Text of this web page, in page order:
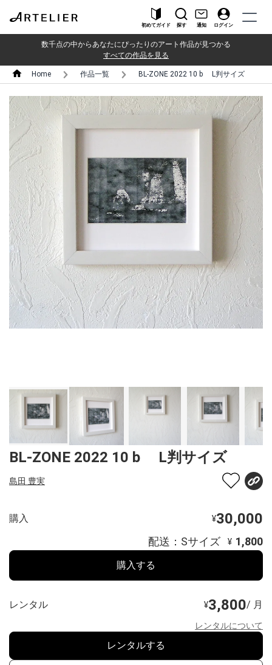
初めてガイド 探す 通知 ログイン
数千点の中からあなたにぴったりのアート作品が見つかる
すべての作品を見る
Home 作品一覧 BL-ZONE 2022 10 b L判サイズ
BL-ZONE 2022 10 b L判サイズ
島田 豊実
購入 ¥30,000
配送：Sサイズ ¥ 1,800
購入する
レンタル ¥3,800/ 月
レンタルについて
レンタルする